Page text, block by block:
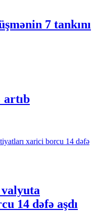
7 tankını
artıb
14 dəfə aşdı